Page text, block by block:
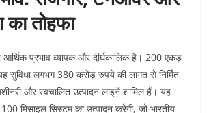
तोहफा
आर्थिक प्रभाव व्यापक और दीर्घकालिक है। 200 एकड़
सुविधा लगभग 380 करोड़ रुपये की लागत से निर्मित
और स्वचालित उत्पादन लाइनें शामिल हैं। यह
मिसाइल सिस्टम का उत्पादन करेगी, जो भारतीय